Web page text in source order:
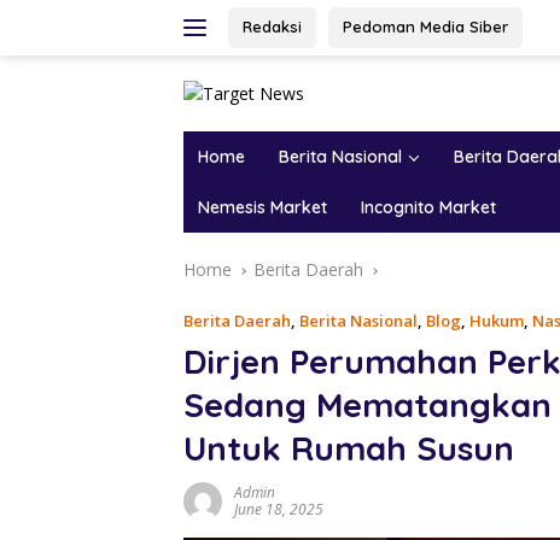
Redaksi Pedoman Media Siber
Home Berita Nasional Berita
Nemesis Market Incognito Market
Home Berita Daerah
Berita Daerah, Berita Nasional, Blog, Hukum,
Dirjen Perumahan
Sedang Mematangkan
Untuk Rumah Susun
Admin
June 18, 2025